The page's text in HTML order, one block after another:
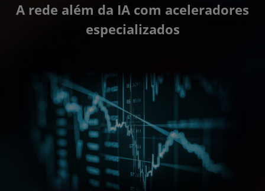
A rede além da IA com aceleradores
especializados